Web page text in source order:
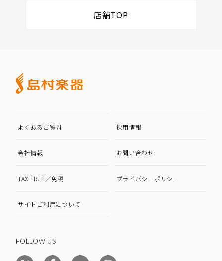
店舗TOP
よくあるご質問 採用情報
会社情報 お問い合わせ
TAX FREE／免税 プライバシーポリシー
サイトご利用について
FOLLOW US